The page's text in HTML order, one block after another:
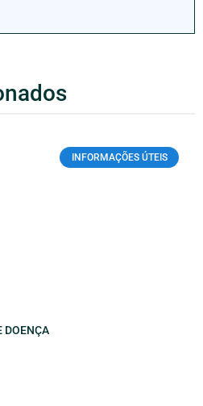
INFORMAÇÕES ÚTEIS
DOENÇA